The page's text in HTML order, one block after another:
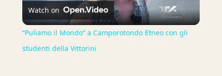
Video
Watch on
“Puliamo il Mondo” a Camporotondo Etneo con gli
studenti della Vittorini